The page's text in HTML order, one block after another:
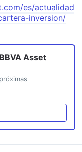
es/actualidad
inversion/
BBVA Asset